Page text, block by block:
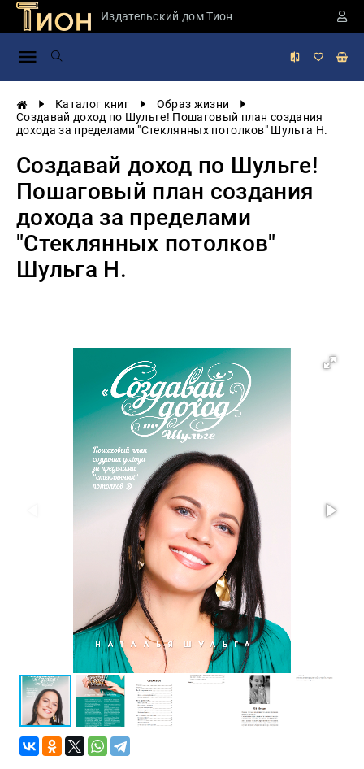
Издательский дом Тион
Каталог книг
Образ жизни
Создавай доход по Шульге! Пошаговый план создания
дохода за пределами "Стеклянных потолков" Шульга Н.
Создавай доход по Шульге!
Пошаговый план создания
дохода за пределами
"Стеклянных потолков"
Шульга Н.
Занимательная
России
Мировая
Экономика
и
приключения
литература
непознанное
Философия
Конспирология
Туризм
Разное
Кухня,
гастрономия,
кулинария
Закон